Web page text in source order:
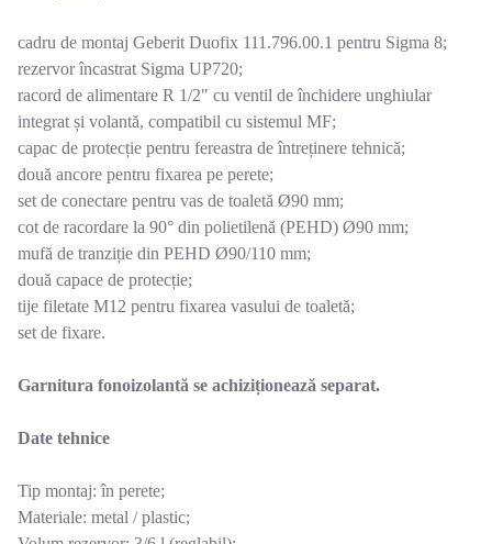
cadru de montaj Geberit Duofix 111.796.00.1 pentru Sigma 8;
rezervor încastrat Sigma UP720;
racord de alimentare R 1/2" cu ventil de închidere unghiular
integrat și volantă, compatibil cu sistemul MF;
capac de protecție pentru fereastra de întreținere tehnică;
două ancore pentru fixarea pe perete;
set de conectare pentru vas de toaletă Ø90 mm;
cot de racordare la 90° din polietilenă (PEHD) Ø90 mm;
mufă de tranziție din PEHD Ø90/110 mm;
două capace de protecție;
tije filetate M12 pentru fixarea vasului de toaletă;
set de fixare.
Garnitura fonoizolantă se achiziționează separat.
Date tehnice
Tip montaj: în perete;
Materiale: metal / plastic;